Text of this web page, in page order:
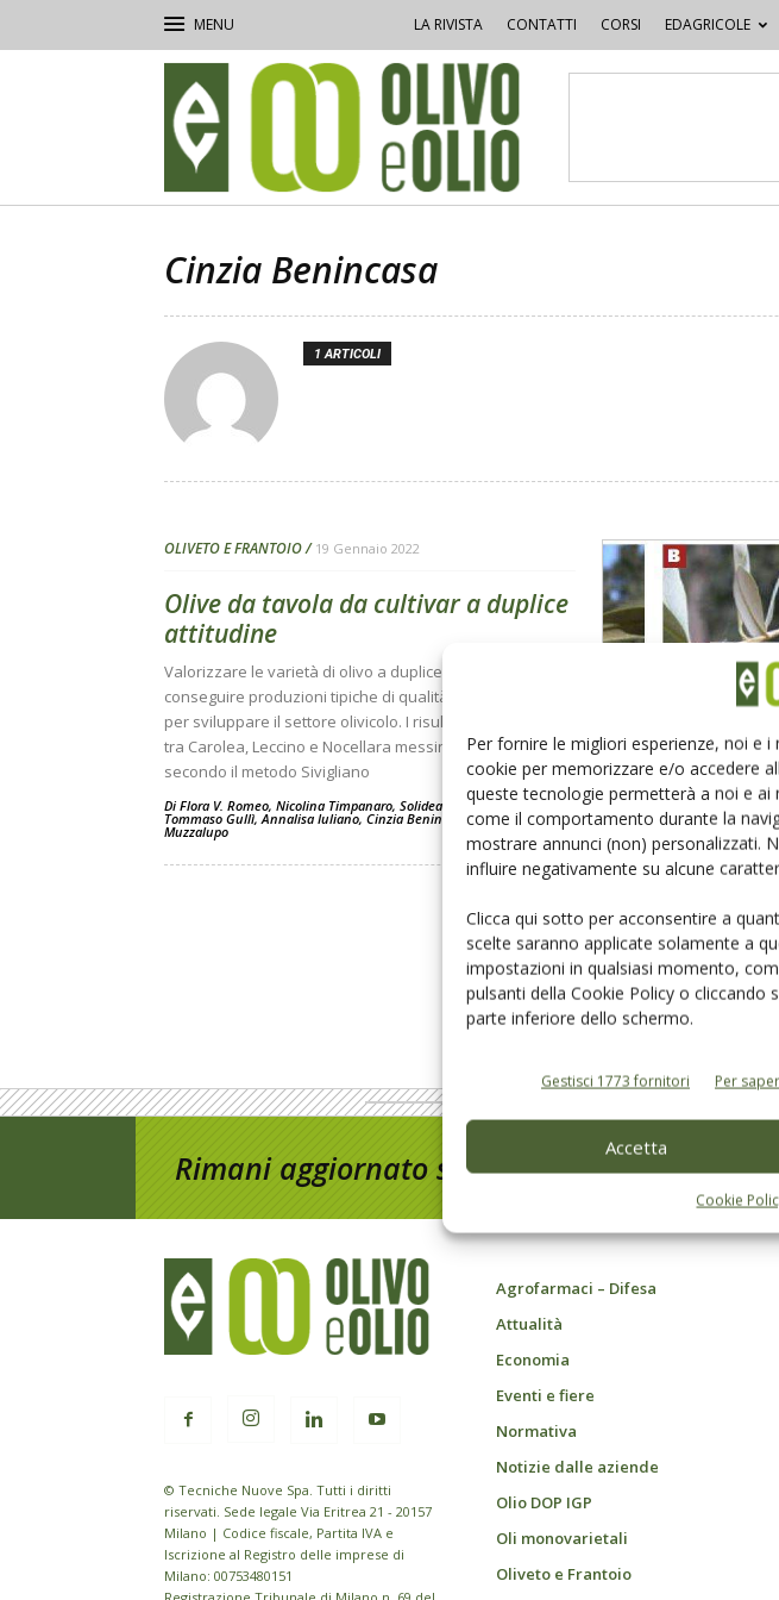
Per fornire le migliori esperienze, noi e
cookie per memorizzare e/o accedere
queste tecnologie permetterà a noi e
come il comportamento durante la
mostrare annunci (non) personalizzati.
influire negativamente su alcune
Clicca qui sotto per acconsentire a
scelte saranno applicate solamente a
impostazioni in qualsiasi momento,
pulsanti della Cookie Policy o cliccando
parte inferiore dello schermo.
Gestisci 1773 fornitori Per
Accetta
Cookie
LA RIVISTA CONTATTI CORSI EDAGRICOLE
e
Olio
Cinzia Benincasa
1 ARTICOLI
OLIVETO E FRANTOIO 19 Gennaio 2022
Olive da tavola da cultivar a duplice
attitudine
Valorizzare le varietà di olivo a duplice attitudine per
conseguire produzioni tipiche di qualità è una delle vie
per sviluppare il settore olivicolo. I risultati del confronto
tra Carolea, Leccino e Nocellara messinese lavorate
secondo il metodo Sivigliano
Di Flora V. Romeo, Nicolina Timpanaro, Solidea Mangiameli,
Tommaso Gullì,Annalisa Iuliano, Cinzia BenincasaeInnocenzo
Muzzalupo
Rimani aggiornato sul mondo
© Tecniche Nuove Spa. Tutti i diritti
riservati. Sede legale Via Eritrea 21 - 20157
Milano | Codice fiscale, Partita IVA e
Iscrizione al Registro delle imprese di
Milano: 00753480151
Agrofarmaci – Difesa
Attualità
Economia
Eventi e fiere
Normativa
Notizie dalle aziende
Olio DOP IGP
Oli monovarietali
Oliveto e Frantoio